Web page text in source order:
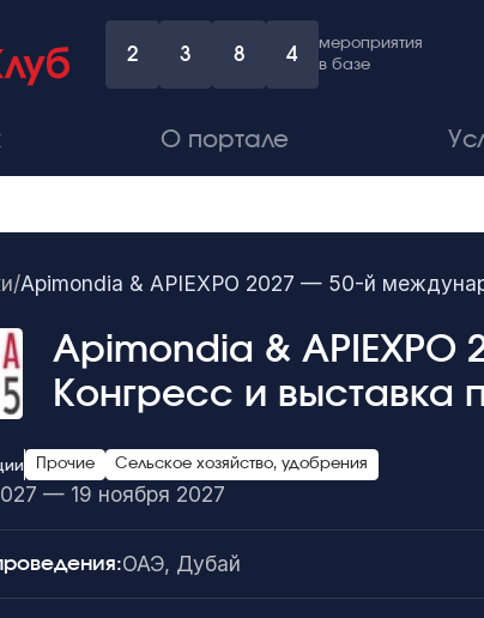
2 3 8 4
мероприятия
в базе
О портале
/Apimondia & APIEXPO 2027 — 50-й
Apimondia &
Конгресс и выставка
Прочие Сельское хозяйство, удобрения
— 19 ноября 2027
ОАЭ, Дубай